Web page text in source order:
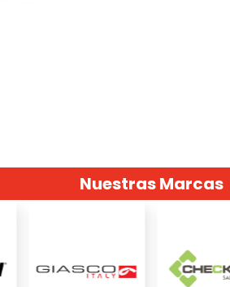
Nuestras Marcas